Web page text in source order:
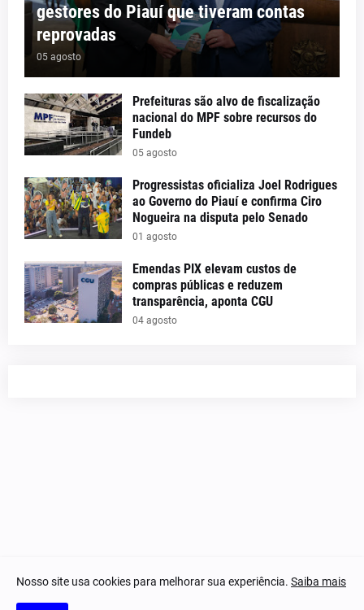
gestores do Piauí que tiveram contas
reprovadas
05 agosto
Prefeituras são alvo de fiscalização
nacional do MPF sobre recursos do
Fundeb
05 agosto
Progressistas oficializa Joel Rodrigues
ao Governo do Piauí e confirma Ciro
Nogueira na disputa pelo Senado
01 agosto
Emendas PIX elevam custos de
compras públicas e reduzem
transparência, aponta CGU
04 agosto
© 2023-2025 Notícias Piauí - Todos os direitos reservados.
Nosso site usa cookies para melhorar sua experiência. Saiba mais